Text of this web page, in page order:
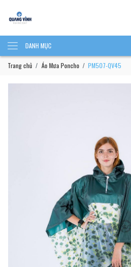
DANH MỤC
Trang chủ Áo Mưa Poncho PM507-QV45